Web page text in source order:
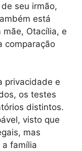
seu irmão,
está
mãe, Otacília, e
comparação
privacidade e
os testes
distintos.
visto que
mas
família